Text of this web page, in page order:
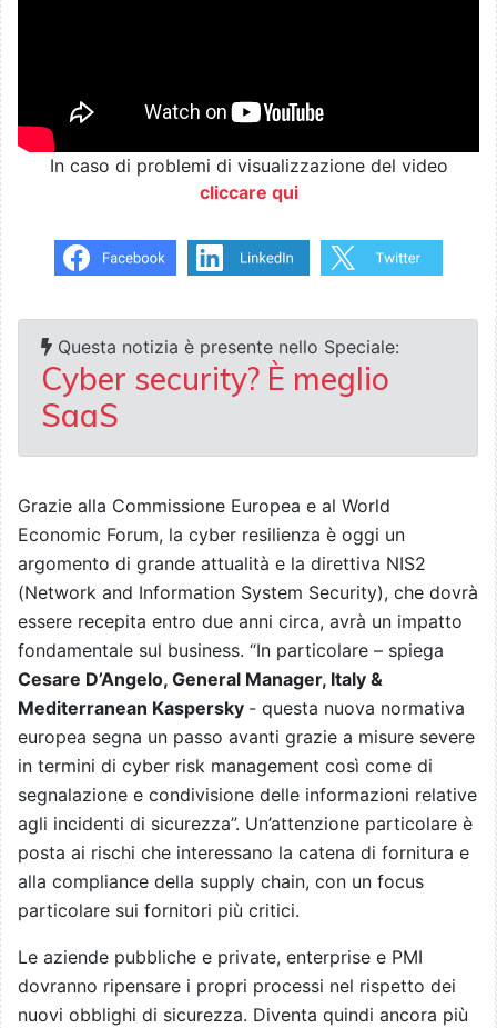
In caso di problemi di visualizzazione del video
cliccare qui
Questa notizia è presente nello Speciale:
Cyber security? È meglio
SaaS
Grazie alla Commissione Europea e al World
Economic Forum, la cyber resilienza è oggi un
argomento di grande attualità e la direttiva NIS2
(Network and Information System Security), che dovrà
essere recepita entro due anni circa, avrà un impatto
fondamentale sul business. “In particolare – spiega
Cesare D’Angelo, General Manager, Italy &
Mediterranean Kaspersky - questa nuova normativa
europea segna un passo avanti grazie a misure severe
in termini di cyber risk management così come di
segnalazione e condivisione delle informazioni relative
agli incidenti di sicurezza”. Un’attenzione particolare è
posta ai rischi che interessano la catena di fornitura e
alla compliance della supply chain, con un focus
particolare sui fornitori più critici.
Le aziende pubbliche e private, enterprise e PMI
dovranno ripensare i propri processi nel rispetto dei
nuovi obblighi di sicurezza. Diventa quindi ancora più